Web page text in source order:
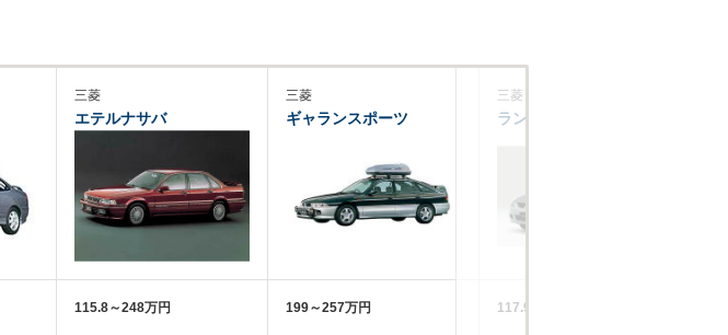
三菱
エテルナサバ
115.8～248万円
三菱
ギャランスポーツ
199～257万円
三菱
ランサー
117.9～209.8万円